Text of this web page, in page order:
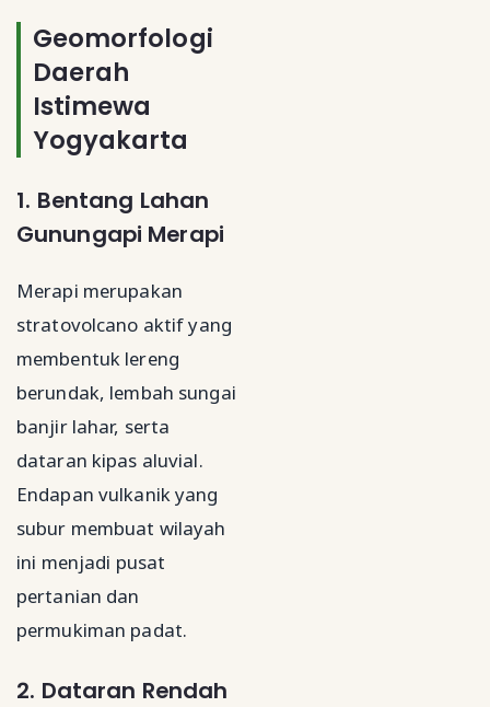
Geomorfologi
Daerah
Istimewa
Yogyakarta
1. Bentang Lahan
Gunungapi Merapi
Merapi merupakan
stratovolcano aktif yang
membentuk lereng
berundak, lembah sungai
banjir lahar, serta
dataran kipas aluvial.
Endapan vulkanik yang
subur membuat wilayah
ini menjadi pusat
pertanian dan
permukiman padat.
2. Dataran Rendah